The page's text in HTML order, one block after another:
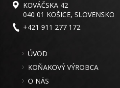
KOVÁČSKA 42
040 01 KOŠICE, SLOVENSKO
+421 911 277 172
ÚVOD
KOŇAKOVÝ VÝROBCA
O NÁS